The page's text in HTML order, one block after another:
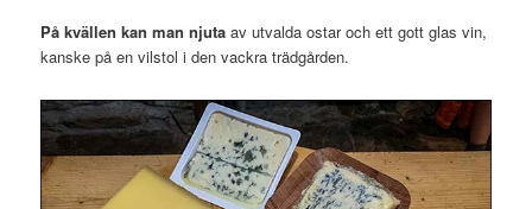
På kvällen kan man njuta av utvalda ostar och ett gott glas vin,
kanske på en vilstol i den vackra trädgården.